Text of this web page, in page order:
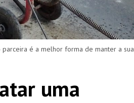
é a melhor forma de manter a sua
uma